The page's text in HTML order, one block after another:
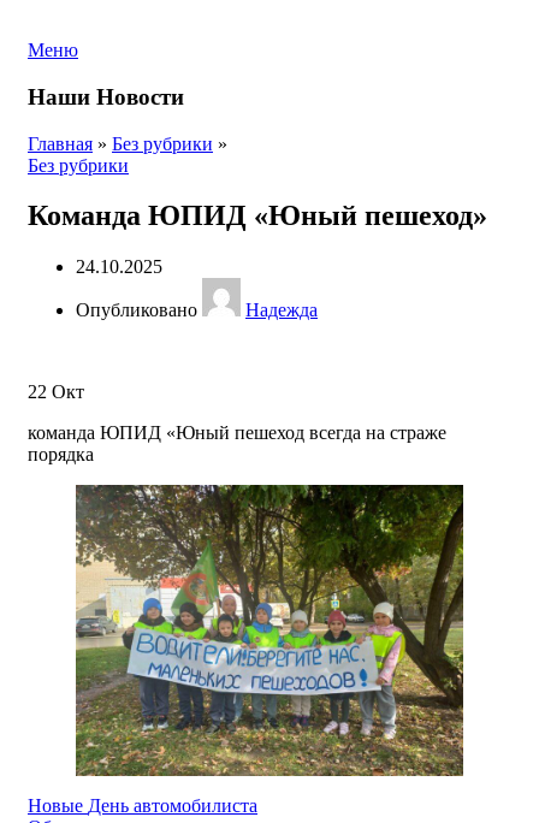
Меню
Наши Новости
Главная » Без рубрики »
Без рубрики
Команда ЮПИД «Юный пешеход»
24.10.2025
Опубликовано Надежда
22 Окт
команда ЮПИД «Юный пешеход всегда на страже
порядка
Новые День автомобилиста